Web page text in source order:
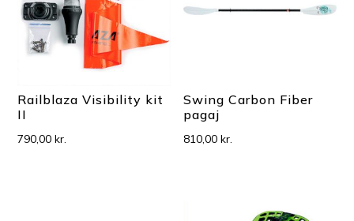
Railblaza Visibility kit
II
790,00kr.
Swing Carbon Fiber
pagaj
810,00kr.